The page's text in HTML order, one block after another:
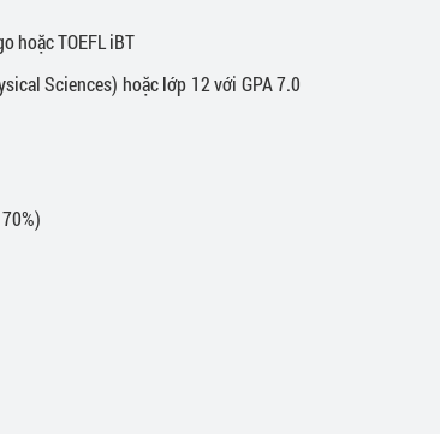
hoặc TOEFL iBT
Sciences) hoặc lớp 12 với GPA 7.0